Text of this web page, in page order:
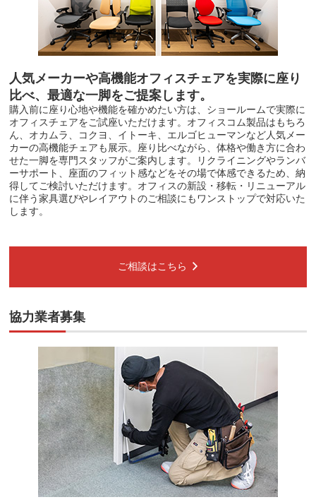
人気メーカーや高機能オフィスチェアを実際に座り
比べ、最適な一脚をご提案します。
購入前に座り心地や機能を確かめたい方は、ショールームで実際に
オフィスチェアをご試座いただけます。オフィスコム製品はもちろ
ん、オカムラ、コクヨ、イトーキ、エルゴヒューマンなど人気メー
カーの高機能チェアも展示。座り比べながら、体格や働き方に合わ
せた一脚を専門スタッフがご案内します。リクライニングやランバ
ーサポート、座面のフィット感などをその場で体感できるため、納
得してご検討いただけます。オフィスの新設・移転・リニューアル
に伴う家具選びやレイアウトのご相談にもワンストップで対応いた
します。
ご相談はこちら
協力業者募集